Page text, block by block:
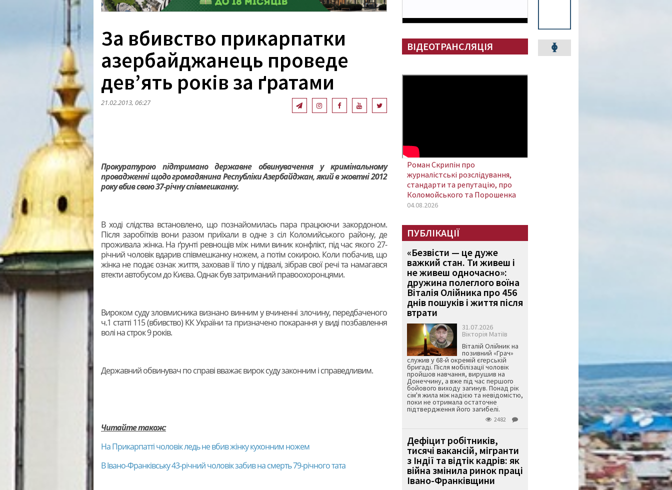
За вбивство прикарпатки
азербайджанець проведе
дев’ять років за ґратами
21.02.2013, 06:27
Прокуратурою підтримано державне обвинувачення у кримінальному
провадженні щодо громадянина Республіки Азербайджан, який в жовтні 2012
року вбив свою 37-річну співмешканку.
В ході слідства встановлено, що познайомилась пара працюючи закордоном.
Після заробітків вони разом приїхали в одне з сіл Коломийського району, де
проживала жінка. На ґрунті ревнощів між ними виник конфлікт, під час якого 27-
річний чоловік вдарив співмешканку ножем, а потім сокирою. Коли побачив, що
жінка не подає ознак життя, заховав її тіло у підвалі, зібрав свої речі та намагався
втекти автобусом до Києва. Однак був затриманий правоохоронцями.
Вироком суду зловмисника визнано винним у вчиненні злочину, передбаченого
ч.1 статті 115 (вбивство) КК України та призначено покарання у виді позбавлення
волі на строк 9 років.
Державний обвинувач по справі вважає вирок суду законним і справедливим.
Читайте також:
На Прикарпатті чоловік ледь не вбив жінку кухонним ножем
В Івано-Франківську 43-річний чоловік забив на смерть 79-річного тата
ВІДЕОТРАНСЛЯЦІЯ
Роман Скрипін про
журналістські розслідування,
стандарти та репутацію, про
Коломойського та Порошенка
04.08.2026
ПУБЛІКАЦІЇ
«Безвісти — це дуже
важкий стан. Ти живеш і
не живеш одночасно»:
дружина полеглого воїна
Віталія Олійника про 456
днів пошуків і життя після
втрати
31.07.2026
Вікторія Матіїв
Віталій Олійник на
позивний «Грач»
служив у 68-й окремій єгерській
бригаді. Після мобілізації чоловік
пройшов навчання, вирушив на
Донеччину, а вже під час першого
бойового виходу загинув. Понад рік
сім'я жила між надією та невідомістю,
поки не отримала остаточне
підтвердження його загибелі.
2482
Дефіцит робітників,
тисячі вакансій, мігранти
з Індії та відтік кадрів: як
війна змінила ринок праці
Івано-Франківщини